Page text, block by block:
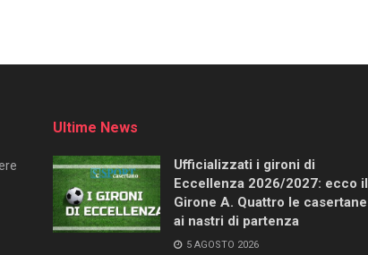
Ultime News
Ufficializzati i gironi di
Eccellenza 2026/2027: ecco il
Girone A. Quattro le casertane
ai nastri di partenza
5 AGOSTO 2026